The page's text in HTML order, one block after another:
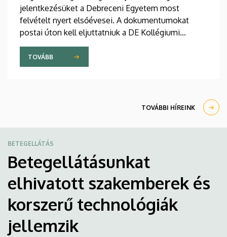
jelentkezésüket a Debreceni Egyetem most
felvételt nyert elsőévesei. A dokumentumokat
postai úton kell eljuttatniuk a DE Kollégiumi
Felvételi és Szociális Iroda címére. A kollégiumi
férőhelyekről a gólyák a Kollégiumi Felvételi és
Szociális Bizottság döntését követően, augusztus
TOVÁBB
TOVÁBBI HÍREINK
BETEGELLÁTÁS
Betegellátásunkat
elhivatott szakemberek és
korszerű technológiák
jellemzik